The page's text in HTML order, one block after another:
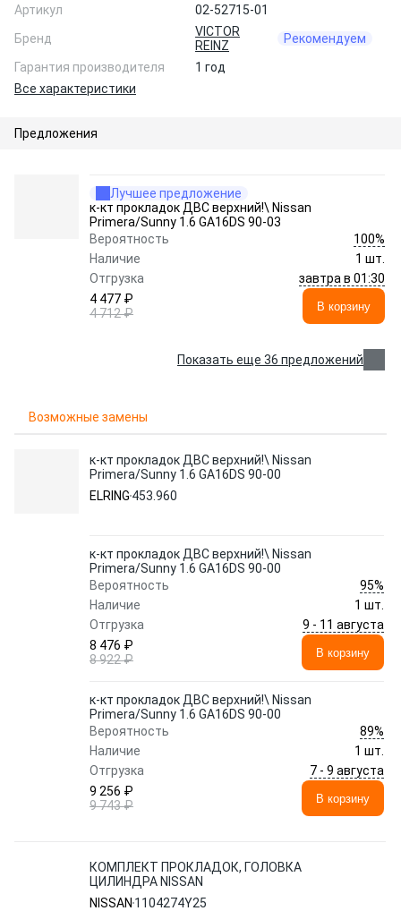
Артикул
02-52715-01
Бренд
VICTOR
REINZ
Рекомендуем
Гарантия производителя
1 год
Все характеристики
Предложения
Лучшее предложение
к-кт прокладок ДВС верхний!\ Nissan
Primera/Sunny 1.6 GA16DS 90-03
Вероятность
100%
Наличие
1 шт.
Отгрузка
завтра в 01:30
4 477 ₽
4 712 ₽
В корзину
Показать еще 36 предложений
Возможные замены
к-кт прокладок ДВС верхний!\ Nissan
Primera/Sunny 1.6 GA16DS 90-00
ELRING 453.960
к-кт прокладок ДВС верхний!\ Nissan
Primera/Sunny 1.6 GA16DS 90-00
Вероятность
95%
Наличие
1 шт.
Отгрузка
9 - 11 августа
8 476 ₽
8 922 ₽
В корзину
к-кт прокладок ДВС верхний!\ Nissan
Primera/Sunny 1.6 GA16DS 90-00
Вероятность
89%
Наличие
1 шт.
Отгрузка
7 - 9 августа
9 256 ₽
9 743 ₽
В корзину
КОМПЛЕКТ ПРОКЛАДОК, ГОЛОВКА
ЦИЛИНДРА NISSAN
NISSAN 1104274Y25